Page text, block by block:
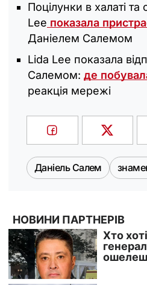
Поцілунки в халаті
Lee показала
Даніелем Салемом
Lida Lee показала
Салемом: де
реакція мережі
Даніель Салем